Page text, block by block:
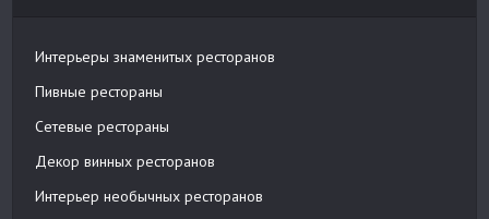
Интерьеры знаменитых ресторанов
Пивные рестораны
Сетевые рестораны
Декор винных ресторанов
Интерьер необычных ресторанов